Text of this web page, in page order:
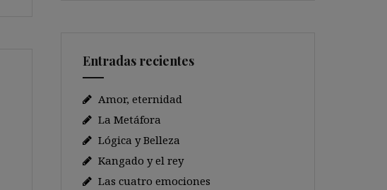
Entradas recientes
Amor, eternidad
La Metáfora
Lógica y Belleza
Kangado y el rey
Las cuatro emociones